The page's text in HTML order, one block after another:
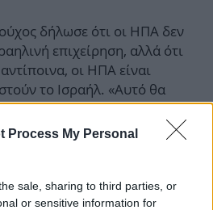
Process My Personal
sale, sharing to third parties, or
or sensitive information for
δήλωσε ότι οι ΗΠΑ δεν
επιχείρηση, αλλά ότι
οι ΗΠΑ είναι
το Ισραήλ. «Αυτό θα
της άμεσης στρατιωτικής
Ισραήλ και του Ιράν»,
«Εάν το Ιράν επιτεθεί
και έμμεσα στο Ιράν».